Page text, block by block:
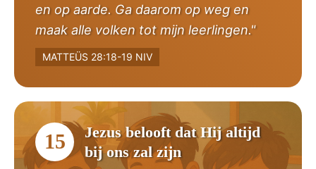
en op aarde. Ga daarom op weg en
maak alle volken tot mijn leerlingen."
MATTEÜS 28:18-19 NIV
15
Jezus belooft dat Hij altijd
bij ons zal zijn